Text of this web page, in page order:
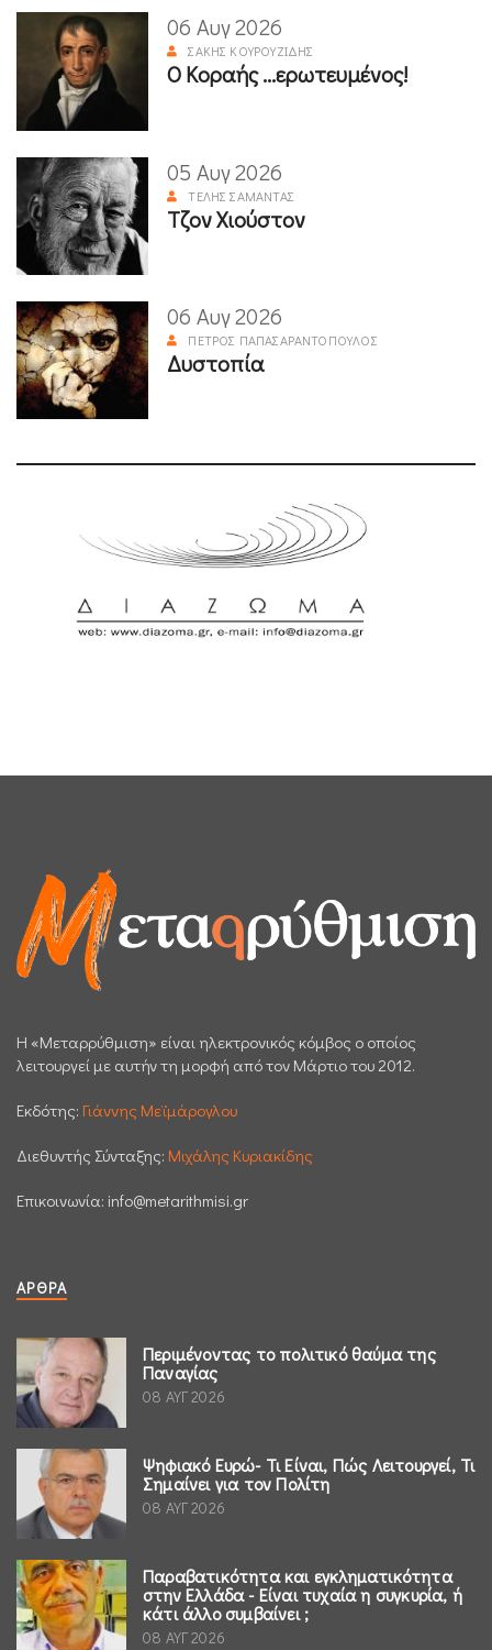
06 Αυγ 2026
ΣΆΚΗΣ ΚΟΥΡΟΥΖΊΔΗΣ
Ο Κοραής ...ερωτευμένος!
05 Αυγ 2026
ΤΈΛΗΣ ΣΑΜΑΝΤΆΣ
Τζον Χιούστον
06 Αυγ 2026
ΠΈΤΡΟΣ ΠΑΠΑΣΑΡΑΝΤΌΠΟΥΛΟΣ
Δυστοπία
H «Μεταρρύθμιση» είναι ηλεκτρονικός κόμβος ο οποίος
λειτουργεί με αυτήν τη μορφή από τον Μάρτιο του 2012.
Εκδότης: Γιάννης Μεϊμάρογλου
Διεθυντής Σύνταξης: Μιχάλης Κυριακίδης
Επικοινωνία: info@metarithmisi.gr
ΆΡΘΡΑ
Περιμένοντας το πολιτικό θαύμα της
Παναγίας
08 ΑΥΓ 2026
Ψηφιακό Ευρώ- Τι Είναι, Πώς Λειτουργεί, Τι
Σημαίνει για τον Πολίτη
08 ΑΥΓ 2026
Παραβατικότητα και εγκληματικότητα
στην Ελλάδα - Είναι τυχαία η συγκυρία, ή
κάτι άλλο συμβαίνει ;
08 ΑΥΓ 2026